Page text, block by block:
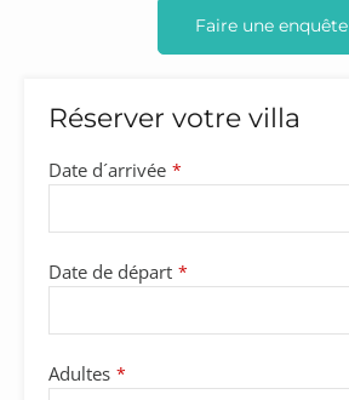
Faire une enquête
Réserver votre villa
Your
Website *
Date d´arrivée *
Date de départ *
Adultes *